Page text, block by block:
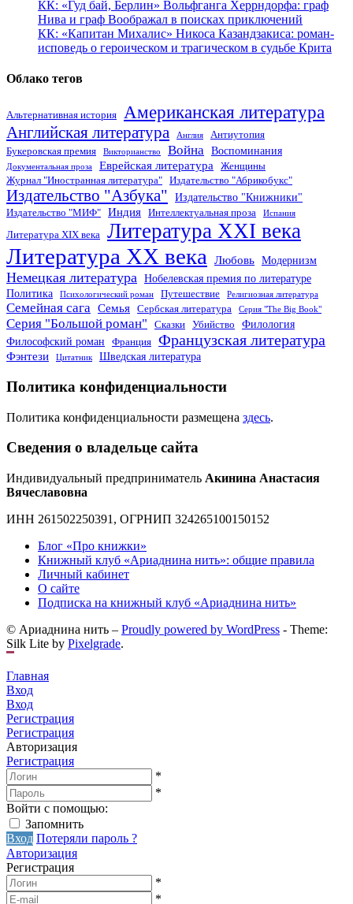
КК: «Гуд бай, Берлин» Вольфганга Херрндорфа: граф
Нива и граф Воображал в поисках приключений
КК: «Капитан Михалис» Никоса Казандзакиса: роман-
исповедь о героическом и трагическом в судьбе Крита
Облако тегов
Альтернативная история Американская литература
Английская литература Англия
Антиутопия
Букеровская премия
Викторианство Война Воспоминания
Документальная проза Еврейская литература
Женщины
Журнал "Иностранная литература"
Издательство "Абрикобукс"
Издательство "Азбука" Издательство "Книжники"
Издательство "МИФ" Индия Интеллектуальная проза Испания
Литература XIX века Литература XXI века
Литература XX века Любовь Модернизм
Немецкая литература Нобелевская премия по литературе
Политика
Психологический роман Путешествие Религиозная литература
Семейная сага Семья Сербская литература Серия "The Big Book"
Серия "Большой роман" Сказки Убийство
Филология
Философский роман
Франция Французская литература
Фэнтези Цитатник Шведская литература
Политика конфиденциальности
Политика конфиденциальности размещена здесь.
Сведения о владельце сайта
Индивидуальный предприниматель Акинина Анастасия
Вячеславовна
ИНН 261502250391, ОГРНИП 324265100150152
Блог «Про книжки»
Книжный клуб «Ариаднина нить»: общие правила
Личный кабинет
О сайте
Подписка на книжный клуб «Ариаднина нить»
© Ариаднина нить – Proudly powered by WordPress - Theme:
Silk Lite by Pixelgrade.
Главная
Вход
Вход
Регистрация
Регистрация
Авторизация
Регистрация
*
*
Войти с помощью:
Запомнить
Вход Потеряли пароль ?
Авторизация
Регистрация
*
*